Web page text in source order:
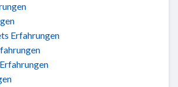
Erfahrungen